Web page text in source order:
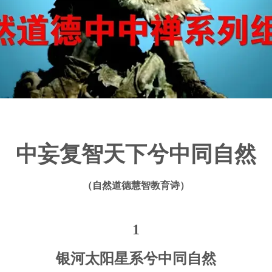
中妄复智天下兮中同自然
（自然道德慧智教育诗）
1
银河太阳星系兮中同自然